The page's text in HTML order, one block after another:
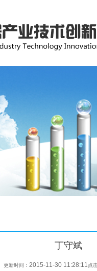
丁守斌
更新时间： 2015-11-30 11:28:11点